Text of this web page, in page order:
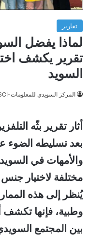
تقارير
لماذا يفضل
تقرير يكشف
السويد
المركز السويدي للمعلومات-SCI
بعد تسليطه الضوء
والأمهات في
مختلفة لاختيار جنس
يُنظر إلى هذه
وطبية، فإنها تكشف
بين المجتمع